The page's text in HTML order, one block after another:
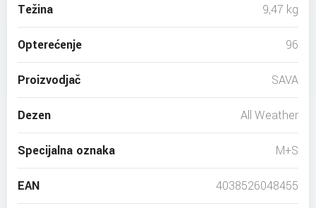
Težina 9,47 kg
Opterećenje 96
Proizvodjač SAVA
Dezen All Weather
Specijalna oznaka M+S
EAN 4038526048455